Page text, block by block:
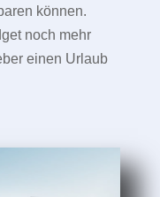
können.
noch mehr
einen Urlaub